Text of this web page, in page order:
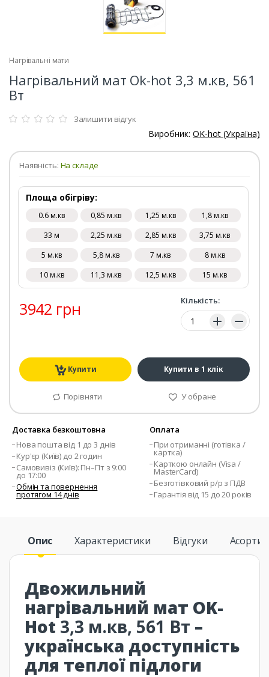
Нагрівальні мати
Нагрівальний мат Ok-hot 3,3 м.кв, 561
Вт
Залишити відгук
Виробник: OK-hot (Україна)
Наявність: На складе
Площа обігріву:
0.6 м.кв 0,85 м.кв 1,25 м.кв
1,8 м.кв
33 м
2,25 м.кв 2,85 м.кв
3,75 м.кв
5 м.кв
5,8 м.кв 7 м.кв
8 м.кв
10 м.кв
11,3 м.кв 12,5 м.кв 15 м.кв
3942 грн Кількість:
Кількість:
Купити Купити в 1 клік
Порівняти У обране
Доставка безкоштовна
Нова пошта від 1 до 3 днів
Кур'єр (Київ) до 2 годин
Самовивіз (Київ): Пн–Пт з 9:00
до 17:00
Обмін та повернення
протягом 14 днів
Оплата
При отриманні (готівка /
картка)
Карткою онлайн (Visa /
MasterCard)
Безготівковий р/р з ПДВ
Гарантія від 15 до 20 років
Опис Характеристики Відгуки
Двожильний
нагрівальний мат OK-
Hot 3,3 м.кв, 561 Вт –
українська доступність
для теплої підлоги